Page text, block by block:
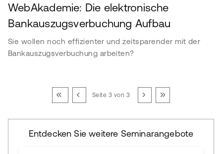
WebAkademie: Die elektronische
Bankauszugsverbuchung Aufbau
Sie wollen noch effizienter und zeitsparender mit der
Bankauszugsverbuchung arbeiten?
Seite 3 von 3
Entdecken Sie weitere Seminarangebote